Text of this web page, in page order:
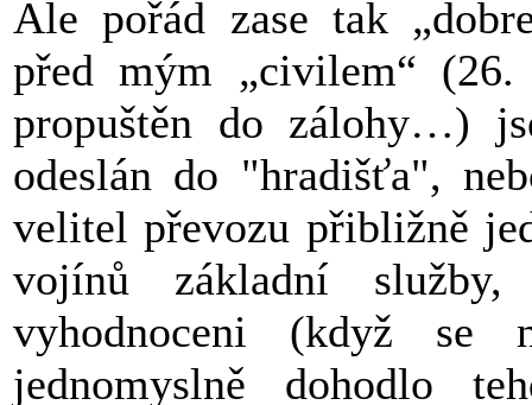
Ale pořád zase tak
před mým „civilem“
propuštěn do zálohy…)
odeslán do "hradišťa",
velitel převozu přibližně
vojínů základní
vyhodnoceni (když se
jednomyslně dohodlo